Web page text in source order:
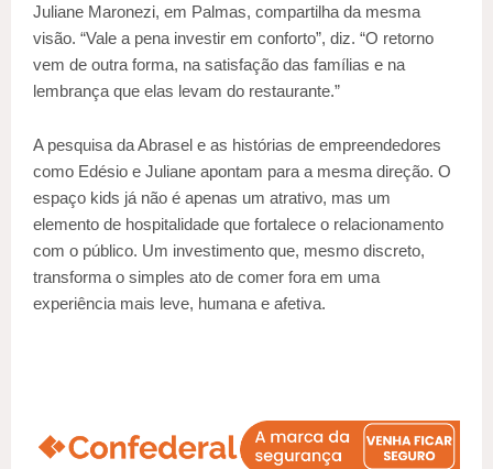
Juliane Maronezi, em Palmas, compartilha da mesma
visão. “Vale a pena investir em conforto”, diz. “O retorno
vem de outra forma, na satisfação das famílias e na
lembrança que elas levam do restaurante.”
A pesquisa da Abrasel e as histórias de empreendedores
como Edésio e Juliane apontam para a mesma direção. O
espaço kids já não é apenas um atrativo, mas um
elemento de hospitalidade que fortalece o relacionamento
com o público. Um investimento que, mesmo discreto,
transforma o simples ato de comer fora em uma
experiência mais leve, humana e afetiva.